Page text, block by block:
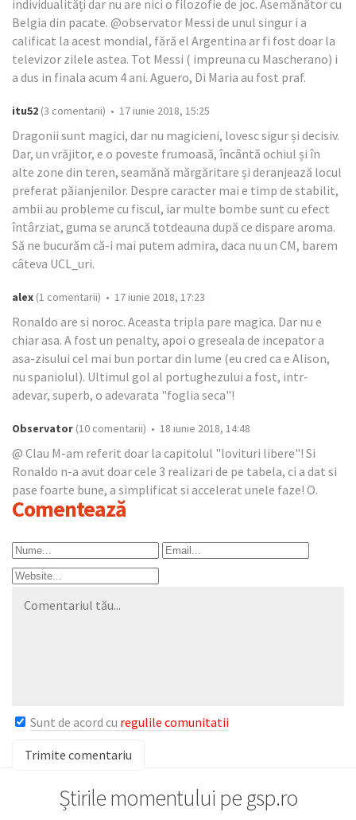
individualități dar nu are nici o filozofie de joc. Asemănător cu
Belgia din pacate. @observator Messi de unul singur i a
calificat la acest mondial, fără el Argentina ar fi fost doar la
televizor zilele astea. Tot Messi ( impreuna cu Mascherano) i
a dus in finala acum 4 ani. Aguero, Di Maria au fost praf.
itu52 (3 comentarii) • 17 iunie 2018, 15:25
Dragonii sunt magici, dar nu magicieni, lovesc sigur și decisiv.
Dar, un vrăjitor, e o poveste frumoasă, încântă ochiul și în
alte zone din teren, seamănă mărgăritare și deranjează locul
preferat păianjenilor. Despre caracter mai e timp de stabilit,
ambii au probleme cu fiscul, iar multe bombe sunt cu efect
întârziat, guma se aruncă totdeauna după ce dispare aroma.
Să ne bucurăm că-i mai putem admira, daca nu un CM, barem
câteva UCL_uri.
alex (1 comentarii) • 17 iunie 2018, 17:23
Ronaldo are si noroc. Aceasta tripla pare magica. Dar nu e
chiar asa. A fost un penalty, apoi o greseala de incepator a
asa-zisului cel mai bun portar din lume (eu cred ca e Alison,
nu spaniolul). Ultimul gol al portughezului a fost, intr-
adevar, superb, o adevarata "foglia seca"!
Observator (10 comentarii) • 18 iunie 2018, 14:48
@ Clau M-am referit doar la capitolul "lovituri libere"! Si
Ronaldo n-a avut doar cele 3 realizari de pe tabela, ci a dat si
pase foarte bune, a simplificat si accelerat unele faze! O.
Comentează
Sunt de acord cu regulile comunitatii
Știrile momentului pe gsp.ro